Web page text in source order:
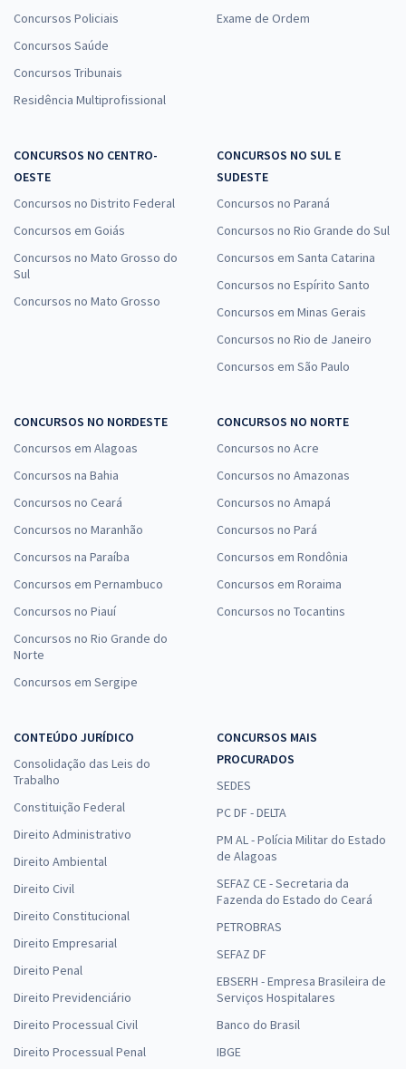
Concursos Policiais
Concursos Saúde
Concursos Tribunais
Residência Multiprofissional
Exame de Ordem
CONCURSOS NO CENTRO-
OESTE
Concursos no Distrito Federal
Concursos em Goiás
Concursos no Mato Grosso do
Sul
Concursos no Mato Grosso
CONCURSOS NO SUL E
SUDESTE
Concursos no Paraná
Concursos no Rio Grande do Sul
Concursos em Santa Catarina
Concursos no Espírito Santo
Concursos em Minas Gerais
Concursos no Rio de Janeiro
Concursos em São Paulo
CONCURSOS NO NORDESTE
Concursos em Alagoas
Concursos na Bahia
Concursos no Ceará
Concursos no Maranhão
Concursos na Paraíba
Concursos em Pernambuco
Concursos no Piauí
Concursos no Rio Grande do
Norte
Concursos em Sergipe
CONCURSOS NO NORTE
Concursos no Acre
Concursos no Amazonas
Concursos no Amapá
Concursos no Pará
Concursos em Rondônia
Concursos em Roraima
Concursos no Tocantins
CONTEÚDO JURÍDICO
Consolidação das Leis do
Trabalho
Constituição Federal
Direito Administrativo
Direito Ambiental
Direito Civil
Direito Constitucional
Direito Empresarial
Direito Penal
Direito Previdenciário
Direito Processual Civil
Direito Processual Penal
CONCURSOS MAIS
PROCURADOS
SEDES
PC DF - DELTA
PM AL - Polícia Militar do Estado
de Alagoas
SEFAZ CE - Secretaria da
Fazenda do Estado do Ceará
PETROBRAS
SEFAZ DF
EBSERH - Empresa Brasileira de
Serviços Hospitalares
Banco do Brasil
IBGE